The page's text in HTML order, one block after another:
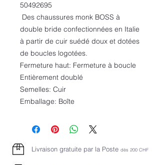
50492695
Des chaussures monk BOSS à
double bride confectionnées en Italie
à partir de cuir suédé doux et dotées
de boucles logotées.
Fermeture haut: Fermeture à boucle
Entièrement doublé
Semelles: Cuir
Emballage: Boîte
Livraison gratuite par la Poste dès 200 CHF